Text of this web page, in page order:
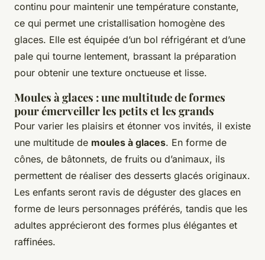
continu pour maintenir une température constante,
ce qui permet une cristallisation homogène des
glaces. Elle est équipée d’un bol réfrigérant et d’une
pale qui tourne lentement, brassant la préparation
pour obtenir une texture onctueuse et lisse.
Moules à glaces : une multitude de formes
pour émerveiller les petits et les grands
Pour varier les plaisirs et étonner vos invités, il existe
une multitude de moules à glaces. En forme de
cônes, de bâtonnets, de fruits ou d’animaux, ils
permettent de réaliser des desserts glacés originaux.
Les enfants seront ravis de déguster des glaces en
forme de leurs personnages préférés, tandis que les
adultes apprécieront des formes plus élégantes et
raffinées.